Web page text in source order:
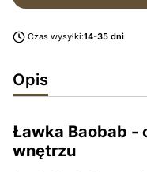
Czas wysyłki:14-35 dni
Opis
Ławka Baobab -
wnętrzu